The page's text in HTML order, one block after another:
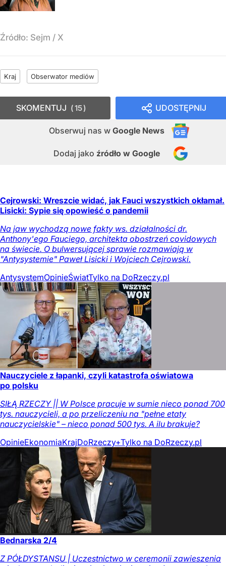
Źródło: Sejm / X
Kraj Obserwator mediów
UDOSTĘPNIJ
Obserwuj nas w Google News
Dodaj jako źródło w Google
SKOMENTUJ 15
Cejrowski: Wreszcie widać, jak Fauci wszystkich okłamał.
Lisicki: Sypie się opowieść o pandemii
Na jaw wychodzą nowe fakty ws. działalności dr.
Anthony'ego Fauciego, architekta obostrzeń covidowych
na świecie. O bulwersującej sprawie rozmawiają w
"Antysystemie" Paweł Lisicki i Wojciech Cejrowski.
AntysystemOpinieŚwiatTylko na DoRzeczy.pl
Nauczyciele z łapanki, czyli katastrofa oświatowa
po polsku
SIŁĄ RZECZY || W Polsce pracuje w sumie nieco ponad 700
tys. nauczycieli, a po przeliczeniu na "pełne etaty
nauczycielskie" – nieco ponad 500 tys. A ilu brakuje?
OpinieEkonomiaKrajDoRzeczy+Tylko na DoRzeczy.pl
Bednarska 2/4
Z PÓŁDYSTANSU | Uczestnictwo w ceremonii zawieszenia